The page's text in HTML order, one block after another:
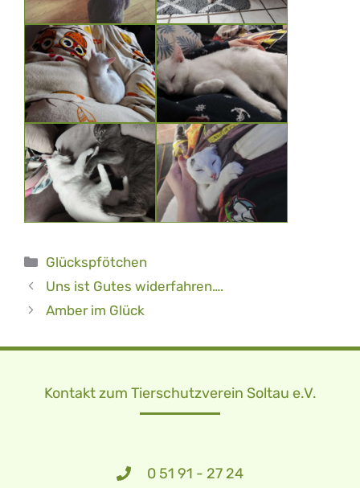
Kategorien
Glückspfötchen
Uns ist Gutes widerfahren….
Amber im Glück
Kontakt zum Tierschutzverein Soltau e.V.
0 51 91 - 27 24